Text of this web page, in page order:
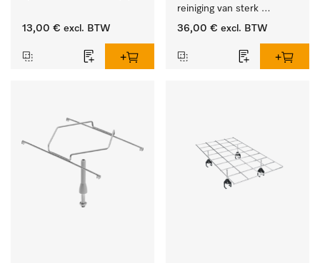
13,00 € excl. BTW
reiniging van sterk
vervuild serviesgoed,
36,00 € excl. BTW